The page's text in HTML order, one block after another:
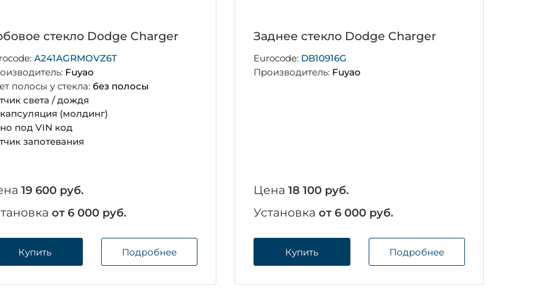
стекло Dodge Charger
A241AGRMOVZ6T
Fuyao
полосы у стекла: без полосы
света / дождя
(молдинг)
под VIN код
запотевания
19 600 руб.
от 6 000 руб.
Купить Подробнее
Заднее стекло Dodge Charger
Eurocode: DB10916G
Производитель: Fuyao
Цена18 100 руб.
Установкаот 6 000 руб.
Купить Подробнее